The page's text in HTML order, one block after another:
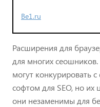
Be1.ru
Расширения для
для многих
могут конкурировать
софтом для SEO, но их
они незаменимы для